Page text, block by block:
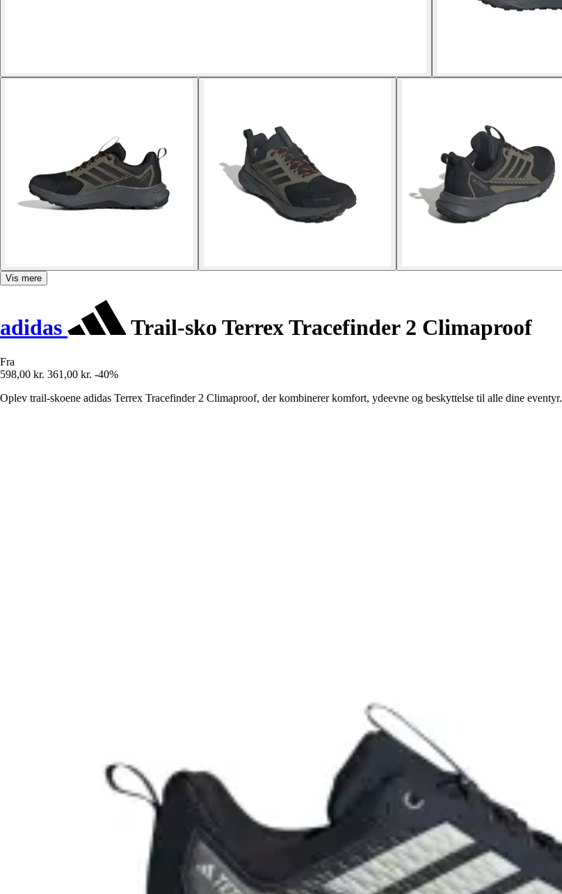
Vis mere
adidas Trail-sko Terrex Tracefinder 2 Climaproof
Fra
598,00 kr. 361,00 kr. -40%
Oplev trail-skoene adidas Terrex Tracefinder 2 Climaproof, der kombinerer komfort, ydeevne og beskyttelse til alle dine eventyr.